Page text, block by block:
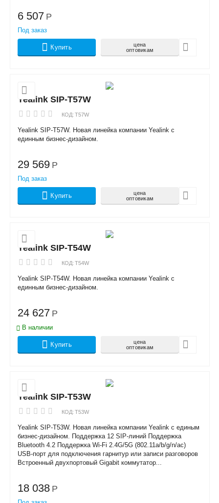
6 507 Р
Под заказ
Купить
цена
оптовикам
Yealink SIP-T57W
КОД: T57W
Yealink SIP-T57W. Новая линейка компании Yealink с
единным бизнес-дизайном.
29 569 Р
Под заказ
Купить
цена
оптовикам
Yealink SIP-T54W
КОД: T54W
Yealink SIP-T54W. Новая линейка компании Yealink с
единным бизнес-дизайном.
24 627 Р
В наличии
Купить
цена
оптовикам
Yealink SIP-T53W
КОД: T53W
Yealink SIP-T53W. Новая линейка компании Yealink с единым
бизнес-дизайном. Поддержка 12 SIP-линий Поддержка
Bluetooth 4.2 Поддержка Wi-Fi 2.4G/5G (802.11a/b/g/n/ac)
USB-порт для подключения гарнитур или записи разговоров
Встроенный двухпортовый Gigabit коммутатор...
18 038 Р